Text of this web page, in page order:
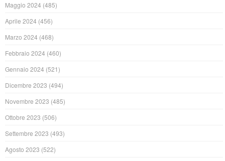
Maggio 2024 (485)
Aprile 2024 (456)
Marzo 2024 (468)
Febbraio 2024 (460)
Gennaio 2024 (521)
Dicembre 2023 (494)
Novembre 2023 (485)
Ottobre 2023 (506)
Settembre 2023 (493)
Agosto 2023 (522)